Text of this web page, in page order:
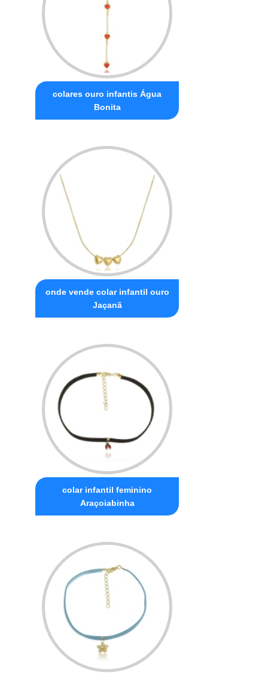
colares ouro infantis Água
Bonita
onde vende colar infantil ouro
Jaçanã
colar infantil feminino
Araçoiabinha